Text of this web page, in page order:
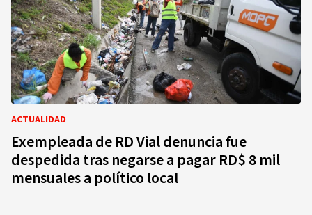
ACTUALIDAD
Exempleada de RD Vial denuncia fue
despedida tras negarse a pagar RD$ 8 mil
mensuales a político local